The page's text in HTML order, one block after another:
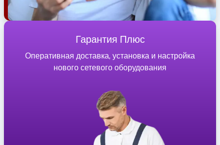
Гарантия Плюс
Оперативная доставка, установка и настройка
нового сетевого оборудования